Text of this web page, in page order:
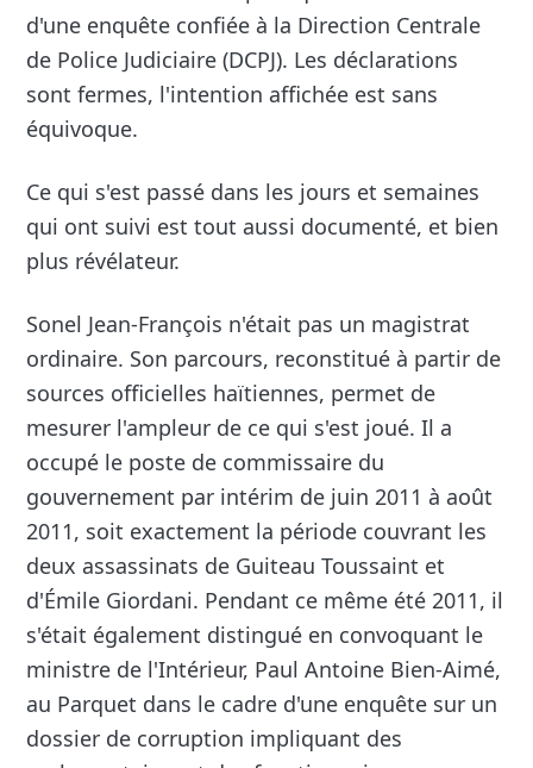
d'une enquête confiée à la Direction Centrale
de Police Judiciaire (DCPJ). Les déclarations
sont fermes, l'intention affichée est sans
équivoque.
Ce qui s'est passé dans les jours et semaines
qui ont suivi est tout aussi documenté, et bien
plus révélateur.
Sonel Jean-François n'était pas un magistrat
ordinaire. Son parcours, reconstitué à partir de
sources officielles haïtiennes, permet de
mesurer l'ampleur de ce qui s'est joué. Il a
occupé le poste de commissaire du
gouvernement par intérim de juin 2011 à août
2011, soit exactement la période couvrant les
deux assassinats de Guiteau Toussaint et
d'Émile Giordani. Pendant ce même été 2011, il
s'était également distingué en convoquant le
ministre de l'Intérieur, Paul Antoine Bien-Aimé,
au Parquet dans le cadre d'une enquête sur un
dossier de corruption impliquant des